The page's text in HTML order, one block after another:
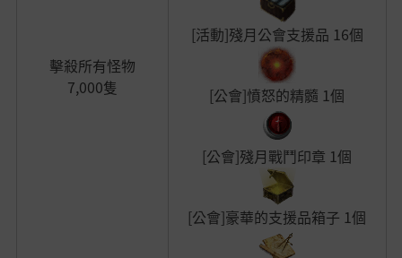
擊殺所有怪物
7,000隻
[活動]殘月公會支援品 16個
[公會]憤怒的精髓 1個
[公會]殘月戰鬥印章 1個
[公會]豪華的支援品箱子 1個